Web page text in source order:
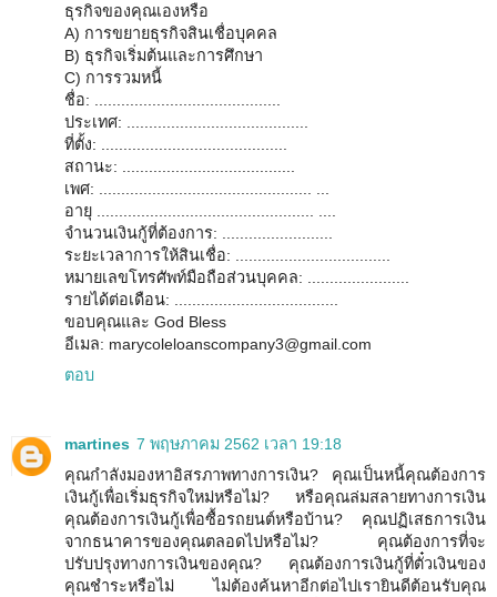
ธุรกิจของคุณเองหรือ
A) การขยายธุรกิจสินเชื่อบุคคล
B) ธุรกิจเริ่มต้นและการศึกษา
C) การรวมหนี้
ชื่อ: ..........................................
ประเทศ: .........................................
ที่ตั้ง: ..........................................
สถานะ: .......................................
เพศ: ................................................ ...
อายุ ................................................. ....
จำนวนเงินกู้ที่ต้องการ: .........................
ระยะเวลาการให้สินเชื่อ: ...................................
หมายเลขโทรศัพท์มือถือส่วนบุคคล: .......................
รายได้ต่อเดือน: .....................................
ขอบคุณและ God Bless
อีเมล: marycoleloanscompany3@gmail.com
ตอบ
martines 7 พฤษภาคม 2562 เวลา 19:18
คุณกำลังมองหาอิสรภาพทางการเงิน? คุณเป็นหนี้คุณต้องการ
เงินกู้เพื่อเริ่มธุรกิจใหม่หรือไม่? หรือคุณล่มสลายทางการเงิน
คุณต้องการเงินกู้เพื่อซื้อรถยนต์หรือบ้าน? คุณปฏิเสธการเงิน
จากธนาคารของคุณตลอดไปหรือไม่? คุณต้องการที่จะ
ปรับปรุงทางการเงินของคุณ? คุณต้องการเงินกู้ที่ตั๋วเงินของ
คุณชำระหรือไม่ ไม่ต้องค้นหาอีกต่อไปเรายินดีต้อนรับคุณ